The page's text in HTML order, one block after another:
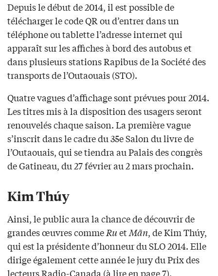
Depuis le début de 2014, il est possible de
télécharger le code QR ou d’entrer dans un
téléphone ou tablette l’adresse internet qui
apparaît sur les affiches à bord des autobus et
dans plusieurs stations Rapibus de la Société des
transports de l’Outaouais (STO).
Quatre vagues d’affichage sont prévues pour 2014.
Les titres mis à la disposition des usagers seront
renouvelés chaque saison. La première vague
s’inscrit dans le cadre du 35e Salon du livre de
l’Outaouais, qui se tiendra au Palais des congrès
de Gatineau, du 27 février au 2 mars prochain.
Kim Thúy
Ainsi, le public aura la chance de découvrir de
grandes œuvres commeRuetMãn, de Kim Thúy,
qui est la présidente d’honneur du SLO 2014. Elle
dirige également cette année le jury du Prix des
lecteurs Radio-Canada (à lire en page 7).